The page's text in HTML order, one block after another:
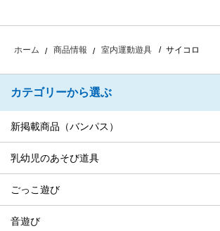
ホーム 商品情報 室内運動遊具 サイコロ
カテゴリーから選ぶ
新掲載商品（バンパス）
乳幼児のあそび道具
ごっこ遊び
音遊び